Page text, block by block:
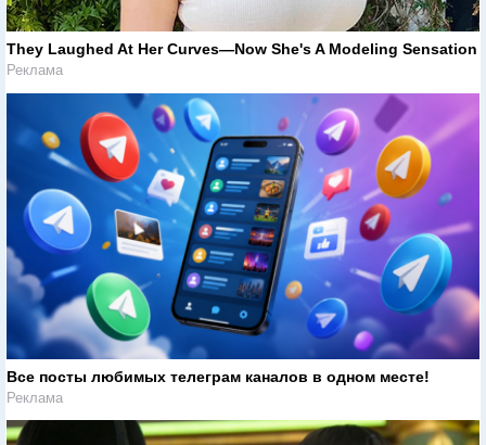
They Laughed At Her Curves—Now She's A Modeling Sensation
Реклама
Все посты любимых телеграм каналов в одном месте!
Реклама